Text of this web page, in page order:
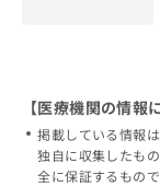
【医療機関の情報
掲載している情報
独自に収集したも
全に保証するもので